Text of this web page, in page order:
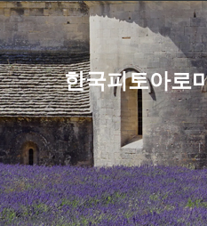
한국피토아로